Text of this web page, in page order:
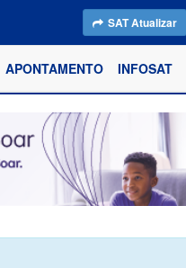
SAT Atualizar
APONTAMENTO INFOSAT